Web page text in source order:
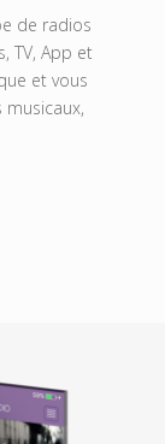
de radios
TV, App et
et vous